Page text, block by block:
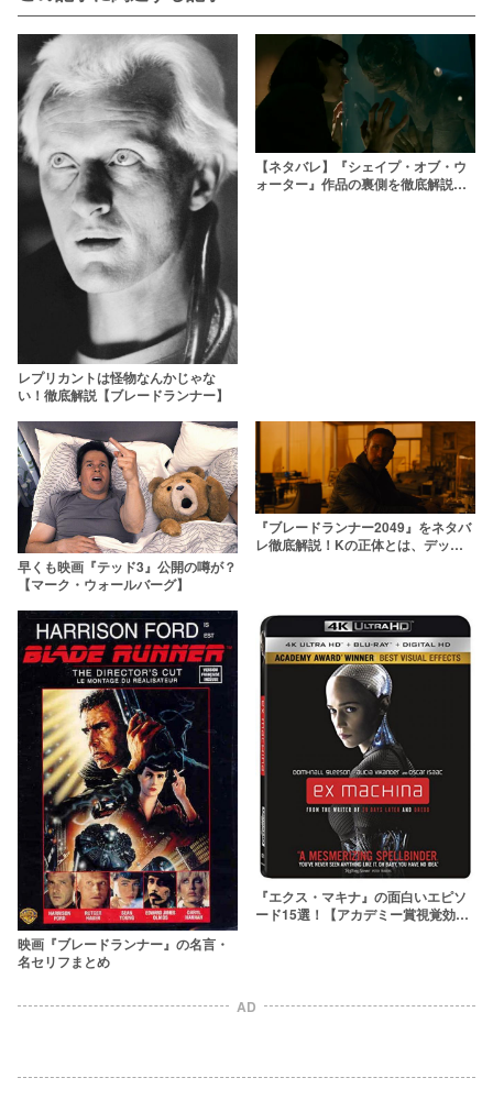
レプリカントは怪物なんかじゃな
い！徹底解説【ブレードランナー】
【ネタバレ】『シェイプ・オブ・ウ
ォーター』作品の裏側を徹底解説！
早くも映画『テッド3』公開の噂が？
【マーク・ウォールバーグ】
『ブレードランナー2049』をネタバ
レ徹底解説！Kの正体とは、デッカ
映画『ブレードランナー』の名言・
名セリフまとめ
『エクス・マキナ』の面白いエピソ
ード15選！【アカデミー賞視覚効果
AD